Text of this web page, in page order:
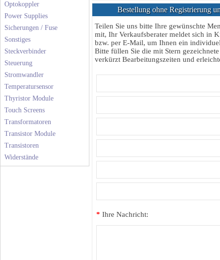
Optokoppler
Power Supplies
Sicherungen / Fuse
Sonstiges
Steckverbinder
Steuerung
Stromwandler
Temperatursensor
Thyristor Module
Touch Screens
Transformatoren
Transistor Module
Transistoren
Widerstände
Bestellung ohne Registrierung
Teilen Sie uns bitte Ihre gewünschte
mit, Ihr Verkaufsberater meldet sich in
bzw. per E-Mail, um Ihnen ein
Bitte füllen Sie die mit Stern
verkürzt Bearbeitungszeiten und
* Ihre Nachricht: